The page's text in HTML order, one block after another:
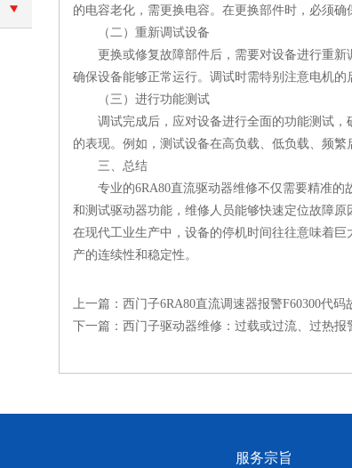
的电容老化，需更换电容。在更换部件时，必须
（二）重新调试设备
更换或修复故障部件后，需要对设备进行重新
确保设备能够正常运行。调试时需特别注意电机
（三）进行功能测试
调试完成后，应对设备进行全面的功能测试，
的表现。例如，测试设备在高负载、低负载、频
三、总结
专业的6RA80直流驱动器维修不仅需要精准的
和测试驱动器功能，维修人员能够快速定位故障
在现代工业生产中，设备的停机时间往往意味着
产的连续性和稳定性。
上一篇： 西门子6RA80直流调速器报警F60300代码
下一篇： 西门子驱动器维修：过载或过流、过热报
服务宗旨